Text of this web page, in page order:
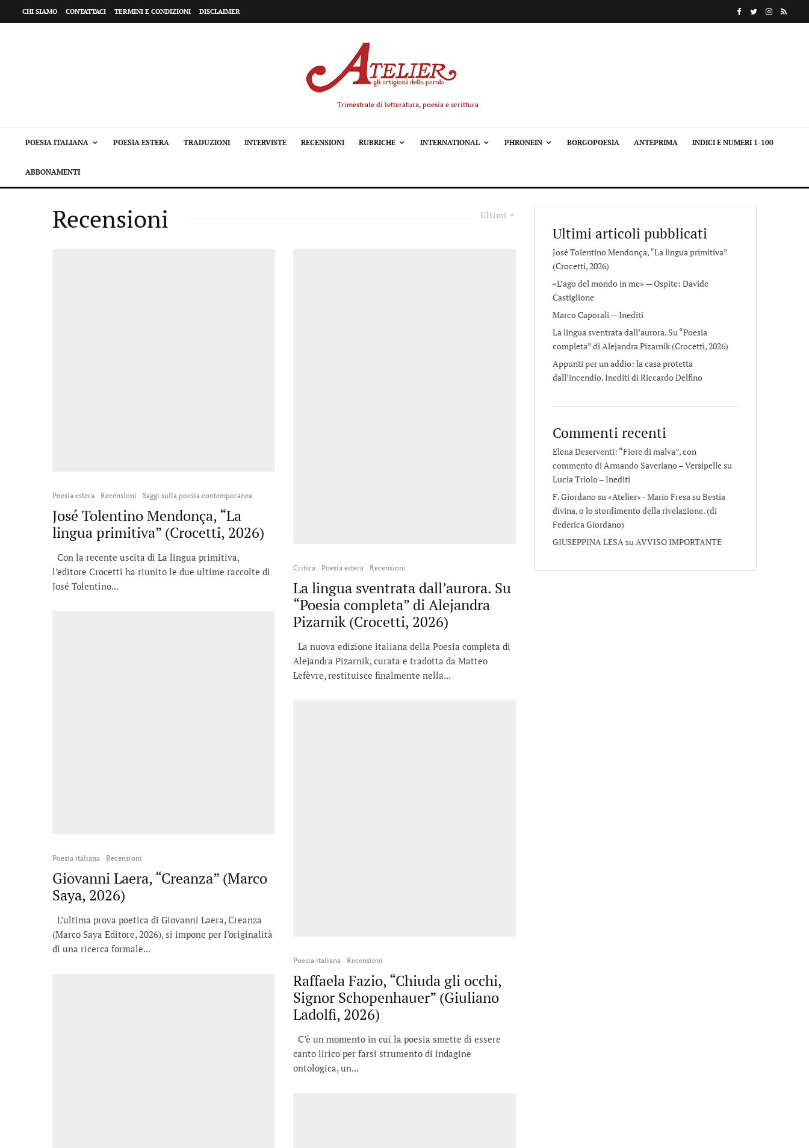
CHI SIAMO CONTATTACI TERMINI E CONDIZIONI DISCLAIMER
Trimestrale di letteratura, poesia e scrittura
POESIA ITALIANA POESIA ESTERA TRADUZIONI INTERVISTE RECENSIONI RUBRICHE INTERNATIONAL PHRONEIN BORGOPOESIA ANTEPRIMA INDICI E NUMERI 1-100
ABBONAMENTI
Ultimi
Recensioni
Poesia estera Recensioni Saggi sulla poesia contemporanea
José Tolentino Mendonça, “La
lingua primitiva” (Crocetti, 2026)
Con la recente uscita di La lingua primitiva,
l’editore Crocetti ha riunito le due ultime raccolte di
José Tolentino...
Poesia italiana Recensioni
Giovanni Laera, “Creanza” (Marco
Saya, 2026)
L’ultima prova poetica di Giovanni Laera, Creanza
(Marco Saya Editore, 2026), si impone per l’originalità
di una ricerca formale...
Critica Poesia estera Recensioni
La lingua sventrata dall’aurora. Su
“Poesia completa” di Alejandra
Pizarnik (Crocetti, 2026)
La nuova edizione italiana della Poesia completa di
Alejandra Pizarnik, curata e tradotta da Matteo
Lefèvre, restituisce finalmente nella...
Poesia italiana Recensioni
Raffaela Fazio, “Chiuda gli occhi,
Signor Schopenhauer” (Giuliano
Ladolfi, 2026)
C’è un momento in cui la poesia smette di essere
canto lirico per farsi strumento di indagine
ontologica, un...
Ultimi articoli pubblicati
José Tolentino Mendonça, “La lingua primitiva”
(Crocetti, 2026)
«L’ago del mondo in me» — Ospite: Davide
Castiglione
Marco Caporali — Inediti
La lingua sventrata dall’aurora. Su “Poesia
completa” di Alejandra Pizarnik (Crocetti, 2026)
Appunti per un addio: la casa protetta
dall’incendio. Inediti di Riccardo Delfino
Commenti recenti
Elena Deserventi: “Fiore di malva”, con
commento di Armando Saveriano – Versipellesu
Lucia Triolo – Inediti
F. Giordano su «Atelier» - Mario FresasuBestia
divina, o lo stordimento della rivelazione. (di
Federica Giordano)
GIUSEPPINA LESAsuAVVISO IMPORTANTE